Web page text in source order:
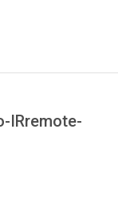
IRremote-